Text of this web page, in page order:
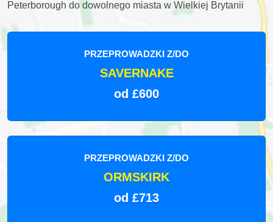
Peterborough do dowolnego miasta w Wielkiej Brytanii
PRZEPROWADZKI Z/DO
SAVERNAKE
od £600
PRZEPROWADZKI Z/DO
ORMSKIRK
od £713